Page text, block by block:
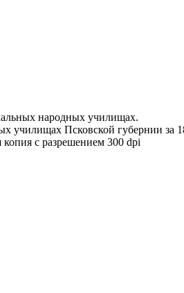
народных училищах.
Псковской губернии за
с разрешением 300 dpi